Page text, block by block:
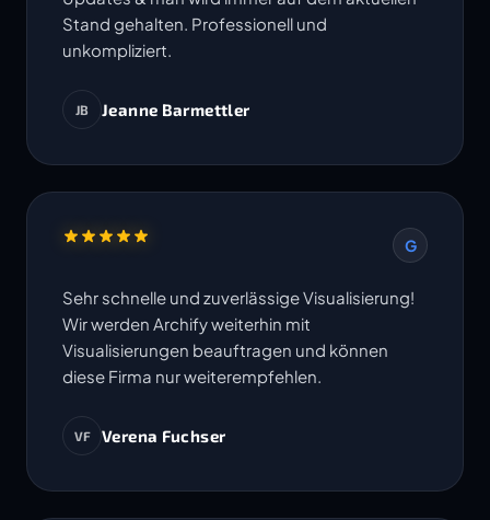
Stand gehalten. Professionell und
unkompliziert.
JB Jeanne Barmettler
G
Sehr schnelle und zuverlässige Visualisierung!
Wir werden Archify weiterhin mit
Visualisierungen beauftragen und können
diese Firma nur weiterempfehlen.
VF Verena Fuchser